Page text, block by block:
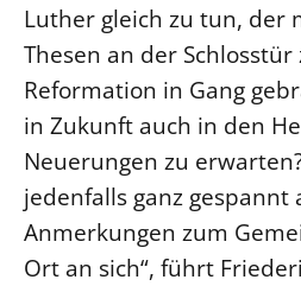
Luther gleich zu tun, der
Thesen an der
Reformation in Gang
in Zukunft auch in den
Neuerungen zu
jedenfalls ganz gespannt
Anmerkungen zum
Ort an sich“, führt
27. Landessynode
Kontakt
Hintergrund
MITARBEIT
Ehrenamt
Beruf
Freie Stellen